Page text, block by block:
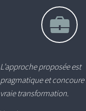
L’approche proposée est
pragmatique et concoure
vraie transformation.